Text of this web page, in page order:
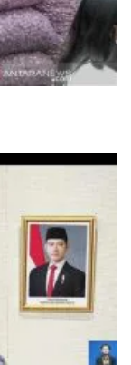
harga